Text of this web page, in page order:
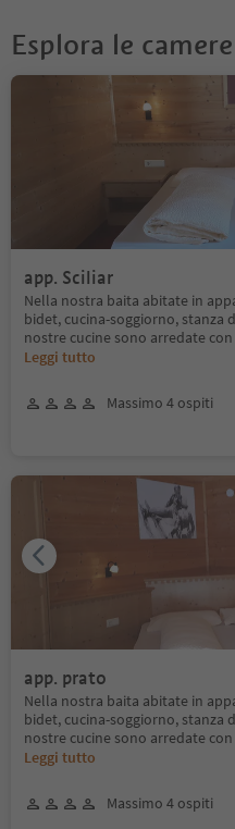
Esplora le camere
app. Sciliar
Nella nostra baita abitate in
bidet, cucina-soggiorno, stanza
nostre cucine sono arredate
Leggi tutto
Massimo 4 ospiti
app. prato
Nella nostra baita abitate in
bidet, cucina-soggiorno, stanza
nostre cucine sono arredate
Leggi tutto
Massimo 4 ospiti